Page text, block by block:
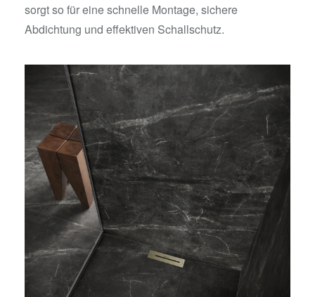
sorgt so für eine schnelle Montage, sichere
Abdichtung und effektiven Schallschutz.